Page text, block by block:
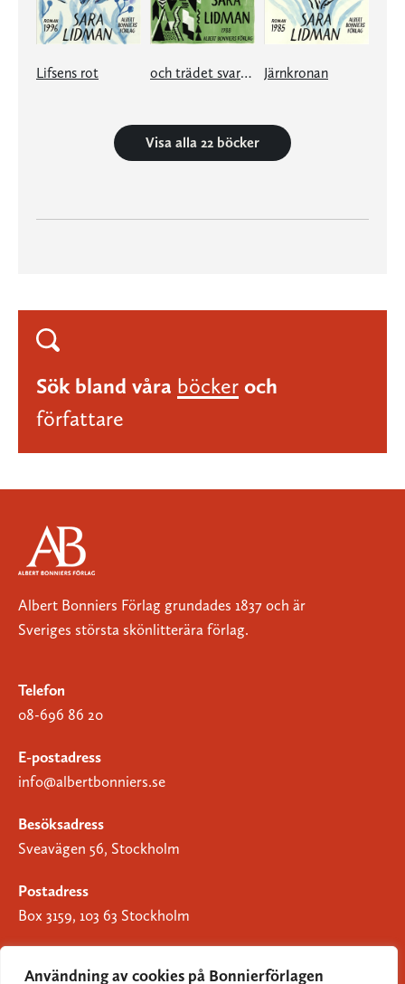
Användning av cookies på Bonnierförlagen
Lifsens rot och trädet svarade Järnkronan
Visa alla 22 böcker
Sök bland våra böcker och
författare
Albert Bonniers Förlag grundades 1837 och är
Sveriges största skönlitterära förlag.
Telefon
08-696 86 20
E-postadress
info@albertbonniers.se
Besöksadress
Sveavägen 56, Stockholm
Postadress
Box 3159, 103 63 Stockholm